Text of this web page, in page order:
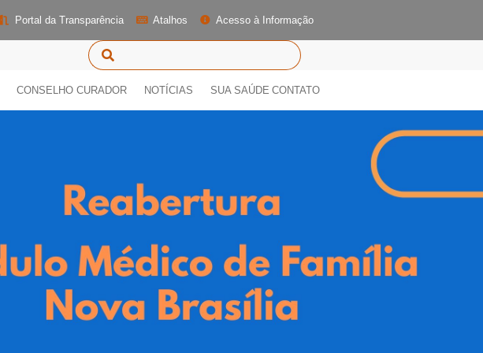
Portal da Transparência Atalhos Acesso à Informação
CONSELHO CURADOR NOTÍCIAS SUA SAÚDE CONTATO